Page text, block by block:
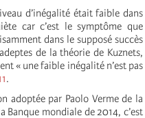
d’inégalité était faible dans
car c’est le symptôme que
dans le supposé succès
de la théorie de Kuznets,
« une faible inégalité n’est pas
.
adoptée par Paolo Verme de la
Banque mondiale de 2014, c’est